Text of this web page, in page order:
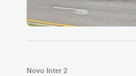
Novo Inter 2